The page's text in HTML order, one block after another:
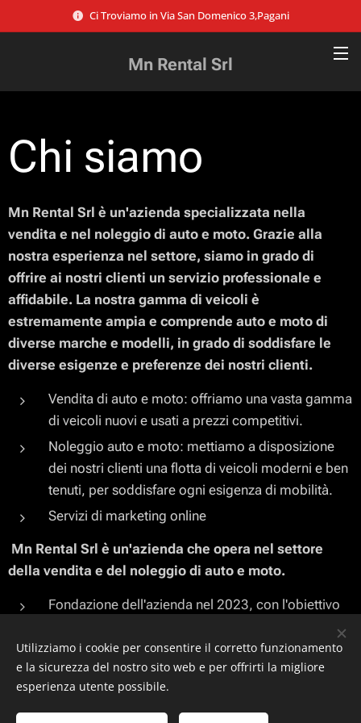
Ci Troviamo in Via San Domenico 3,Pagani
Mn Rental Srl
Chi siamo
Mn Rental Srl è un'azienda specializzata nella
vendita e nel noleggio di auto e moto. Grazie alla
nostra esperienza nel settore, siamo in grado di
offrire ai nostri clienti un servizio professionale e
affidabile. La nostra gamma di veicoli è
estremamente ampia e comprende auto e moto di
diverse marche e modelli, in grado di soddisfare le
diverse esigenze e preferenze dei nostri clienti.
Vendita di auto e moto: offriamo una vasta gamma
di veicoli nuovi e usati a prezzi competitivi.
Noleggio auto e moto: mettiamo a disposizione
dei nostri clienti una flotta di veicoli moderni e ben
tenuti, per soddisfare ogni esigenza di mobilità.
Servizi di marketing online
Mn Rental Srl è un'azienda che opera nel settore
della vendita e del noleggio di auto e moto.
Fondazione dell'azienda nel 2023, con l'obiettivo
Mn Rental Srl Via San Domenico 3, 84016 Pagani (SA)
Utilizziamo i cookie per consentire il corretto funzionamento
e la sicurezza del nostro sito web e per offrirti la migliore
esperienza utente possibile.